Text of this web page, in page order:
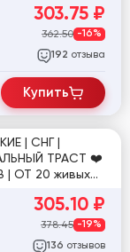
303.75 ₽
362.50 -16%
192 отзыва
Купить
| СНГ |
ТРАСТ ❤️
| ОТ 20 живых
305.10 ₽
378.45 -19%
136 отзывов